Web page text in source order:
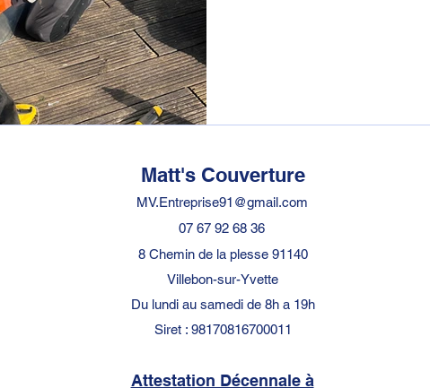
Matt's Couverture
MV.Entreprise91@gmail.com
07 67 92 68 36
8 Chemin de la plesse 91140
Villebon-sur-Yvette
Du lundi au samedi de 8h a 19h
Siret : 98170816700011
Attestation Décennale à